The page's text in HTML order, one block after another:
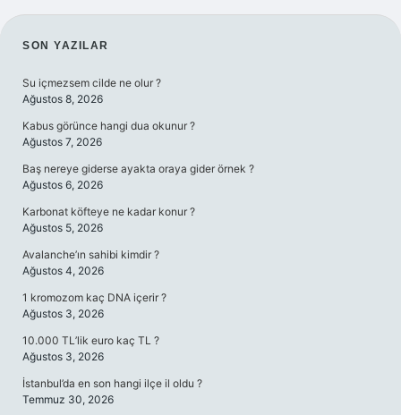
SIDEBAR
SON YAZILAR
Su içmezsem cilde ne olur ?
Ağustos 8, 2026
Kabus görünce hangi dua okunur ?
Ağustos 7, 2026
Baş nereye giderse ayakta oraya gider örnek ?
Ağustos 6, 2026
Karbonat köfteye ne kadar konur ?
Ağustos 5, 2026
Avalanche’ın sahibi kimdir ?
Ağustos 4, 2026
1 kromozom kaç DNA içerir ?
Ağustos 3, 2026
10.000 TL’lik euro kaç TL ?
Ağustos 3, 2026
İstanbul’da en son hangi ilçe il oldu ?
Temmuz 30, 2026